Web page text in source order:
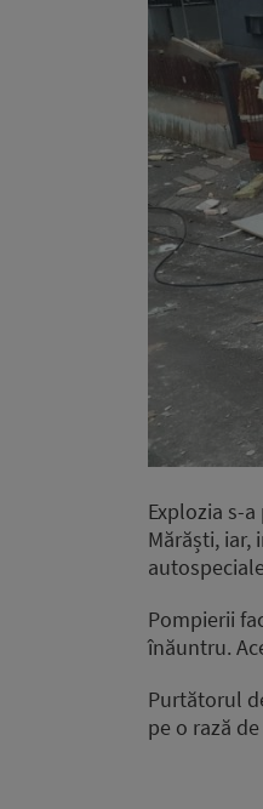
Explozia s-
Mărăști,
Pompierii
înăuntru.
Purtătorul
pe o rază